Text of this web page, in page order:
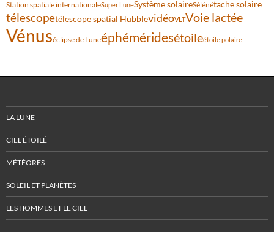
Station spatiale internationaleSuper LuneSystème solaireSélénétache solaire
télescopetélescope spatial HubblevidéoVLTVoie lactée
Vénuséclipse de Luneéphéméridesétoileétoile polaire
LA LUNE
CIEL ÉTOILÉ
MÉTÉORES
SOLEIL ET PLANÈTES
LES HOMMES ET LE CIEL